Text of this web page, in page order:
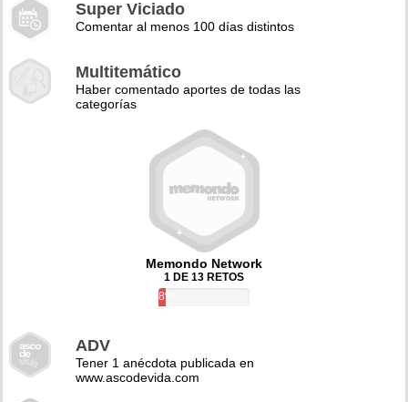
Super Viciado
Comentar al menos 100 días distintos
Multitemático
Haber comentado aportes de todas las
categorías
Memondo Network
1 DE 13 RETOS
8%
ADV
Tener 1 anécdota publicada en
www.ascodevida.com